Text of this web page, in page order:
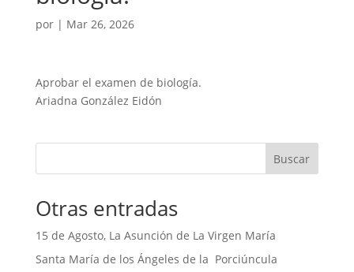
por | Mar 26, 2026
Aprobar el examen de biología.
Ariadna González Eidón
Buscar
Otras entradas
15 de Agosto, La Asunción de La Virgen María
Santa María de los Ángeles de la Porciúncula